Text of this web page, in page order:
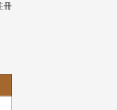
冊